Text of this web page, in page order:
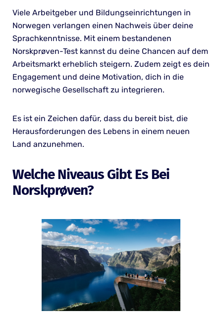
Viele Arbeitgeber und Bildungseinrichtungen in
Norwegen verlangen einen Nachweis über deine
Sprachkenntnisse. Mit einem bestandenen
Norskprøven-Test kannst du deine Chancen auf dem
Arbeitsmarkt erheblich steigern. Zudem zeigt es dein
Engagement und deine Motivation, dich in die
norwegische Gesellschaft zu integrieren.
Es ist ein Zeichen dafür, dass du bereit bist, die
Herausforderungen des Lebens in einem neuen
Land anzunehmen.
Welche Niveaus Gibt Es Bei
Norskprøven?